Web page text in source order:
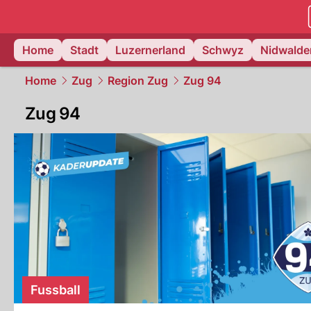
Home
Stadt Luzernerland Schwyz
Home Zug Region Zug Zug 94
Zug 94
Fussball